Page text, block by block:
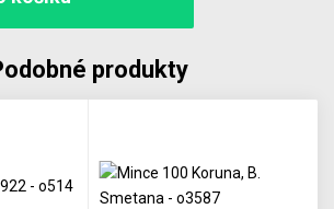
produkty